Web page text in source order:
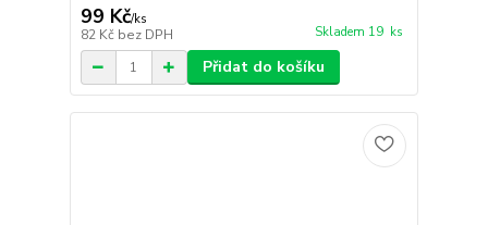
99 Kč/ks
82 Kč bez DPH Skladem 19 ks
Přidat do košíku